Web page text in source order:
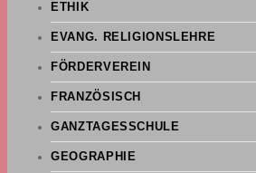
ETHIK
EVANG. RELIGIONSLEHRE
FÖRDERVEREIN
FRANZÖSISCH
GANZTAGESSCHULE
GEOGRAPHIE